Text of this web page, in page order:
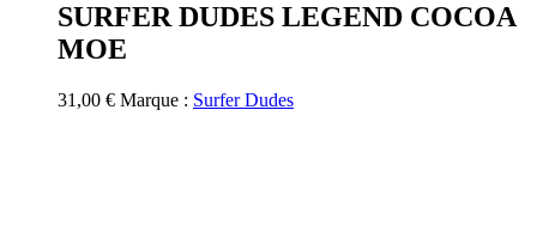
SURFER DUDES LEGEND COCOA
MOE
31,00 € Marque : Surfer Dudes